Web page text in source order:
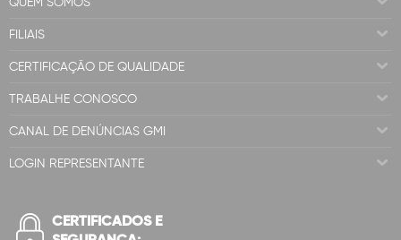
FILIAIS
CERTIFICAÇÃO DE QUALIDADE
TRABALHE CONOSCO
CANAL DE DENÚNCIAS GMI
LOGIN REPRESENTANTE
CERTIFICADOS E